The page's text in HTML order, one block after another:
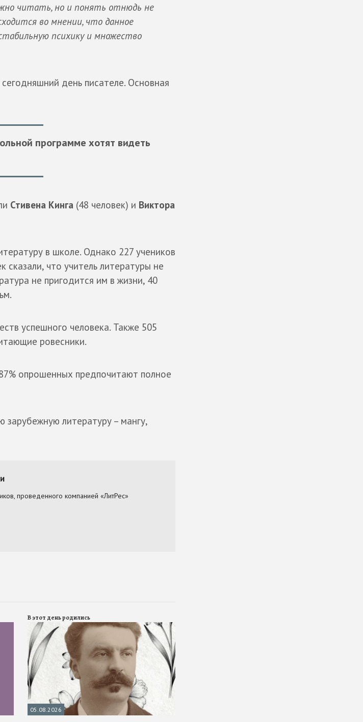
читать, но и понять отнюдь не
во мнении, что данное
психику и множество
день писателе. Основная
программе хотят видеть
Стивена Кинга (48 человек) и Виктора
в школе. Однако 227 учеников
сказали, что учитель литературы не
не пригодится им в жизни, 40
успешного человека. Также 505
ровесники.
опрошенных предпочитают полное
литературу – мангу,
В этот день родились
05.08.2026